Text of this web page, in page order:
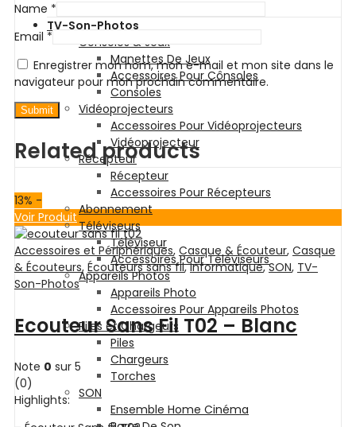
TV-Son-Photos
Consoles & Jeux
Manettes De Jeux
Accessoires Pour Cônsoles
Consoles
Vidéoprojecteurs
Accessoires Pour Vidéoprojecteurs
Vidéoprojecteur
Récepteur
Récepteur
Accessoires Pour Récepteurs
Abonnement
Téléviseurs
Téléviseur
Accessoires Pour Téléviseurs
Appareils Photos
Appareils Photo
Accessoires Pour Appareils Photos
Piles et Chargeurs
Piles
Chargeurs
Torches
SON
Ensemble Home Cinéma
Name *
Email *
Enregistrer mon nom, mon e-mail et mon site dans le
navigateur pour mon prochain commentaire.
Related products
13% -
Voir Produit
Accessoires et Périphériques, Casque & Écouteur, Casque
& Écouteurs, Écouteurs sans fil,Informatique,SON, TV-
Son-Photos
Ecouteur Sans Fil T02 – Blanc
Note 0 sur 5
(0)
Highlights: